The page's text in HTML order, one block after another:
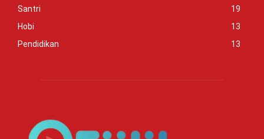
Santri
19
Hobi
13
Pendidikan
13